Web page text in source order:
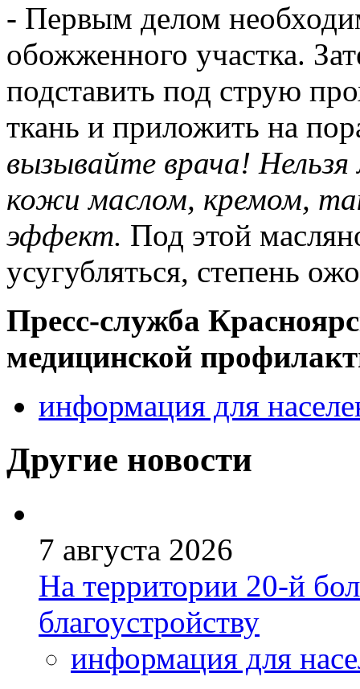
- Первым делом
обожженного участка.
подставить под струю
ткань и приложить на
вызывайте врача!
кожи маслом, кремом,
эффект. Под этой
усугубляться, степень
Пресс-служба
медицинской
информация для
Другие новости
7 августа 2026
На территории 20-й
благоустройству
информация для